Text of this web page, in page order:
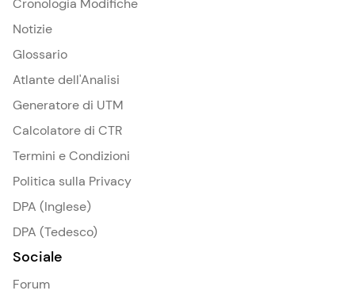
Cronologia Modifiche
Notizie
Glossario
Atlante dell'Analisi
Generatore di UTM
Calcolatore di CTR
Termini e Condizioni
Politica sulla Privacy
DPA (Inglese)
DPA (Tedesco)
Sociale
Forum